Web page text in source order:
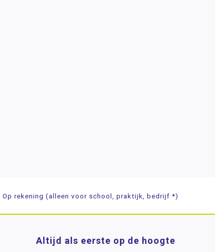
Op rekening (alleen voor school, praktijk, bedrijf *)
Altijd als eerste op de hoogte